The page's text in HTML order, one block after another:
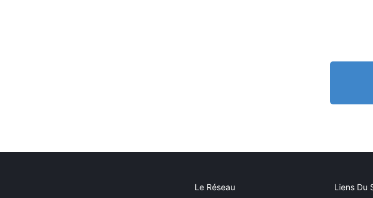
Le Réseau Liens Du